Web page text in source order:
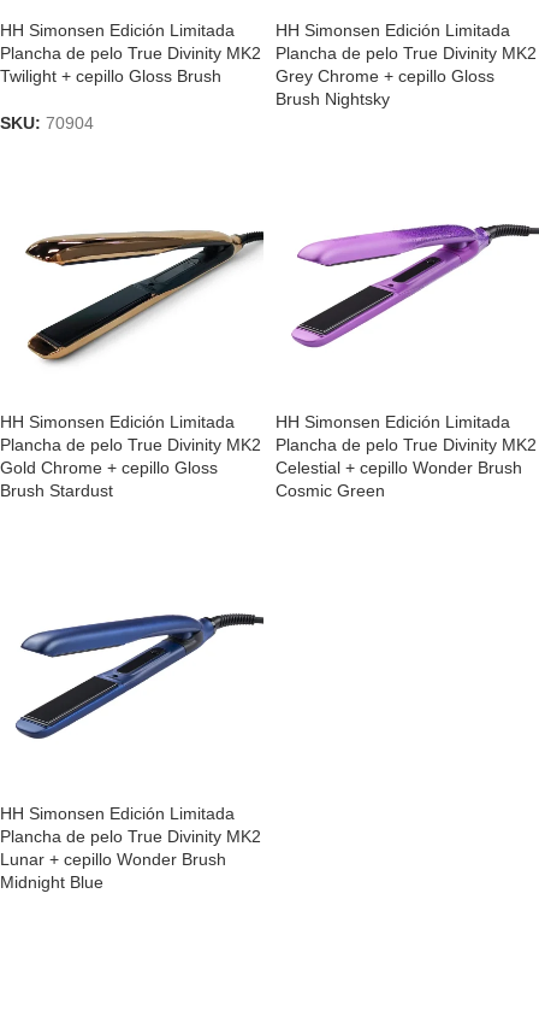
HH Simonsen Edición Limitada
Plancha de pelo True Divinity MK2
Twilight + cepillo Gloss Brush
SKU: 70904
HH Simonsen Edición Limitada
Plancha de pelo True Divinity MK2
Grey Chrome + cepillo Gloss
Brush Nightsky
HH Simonsen Edición Limitada
Plancha de pelo True Divinity MK2
Gold Chrome + cepillo Gloss
Brush Stardust
HH Simonsen Edición Limitada
Plancha de pelo True Divinity MK2
Celestial + cepillo Wonder Brush
Cosmic Green
HH Simonsen Edición Limitada
Plancha de pelo True Divinity MK2
Lunar + cepillo Wonder Brush
Midnight Blue